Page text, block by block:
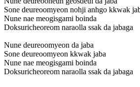
Sone deureoomyeon nohji anhgo kkwak
Nune nae meogisgami boinda
Doksuricheoreom naraolla ssak da jabaga
Nune deureoomyeon da jaba
Sone deureoomyeon kkwak jaba
Nune nae meogisgami boinda
Doksuricheoreom naraolla ssak da jabaga